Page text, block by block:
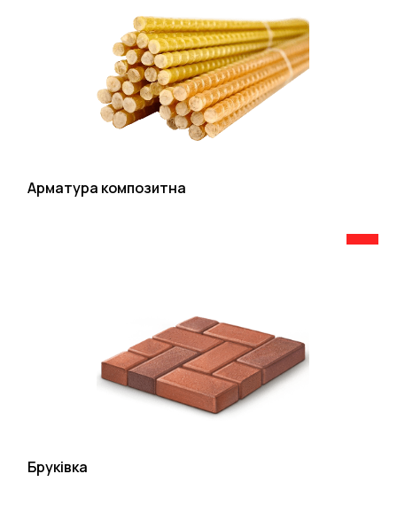
Арматура композитна
Бруківка